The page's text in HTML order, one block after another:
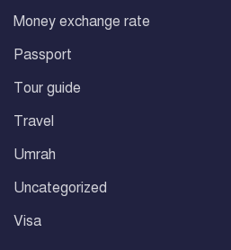
Money exchange rate
Passport
Tour guide
Travel
Umrah
Uncategorized
Visa